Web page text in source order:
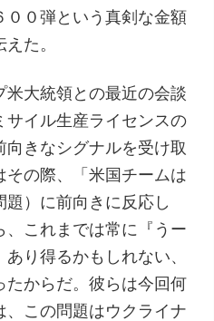
００弾という真剣な金額
た。
米大統領との最近の会談
サイル生産ライセンスの
きなシグナルを受け取
その際、「米国チームは
）に前向きに反応し
、これまでは常に『うー
り得るかもしれない、
たからだ。彼らは今回何
この問題はウクライナ